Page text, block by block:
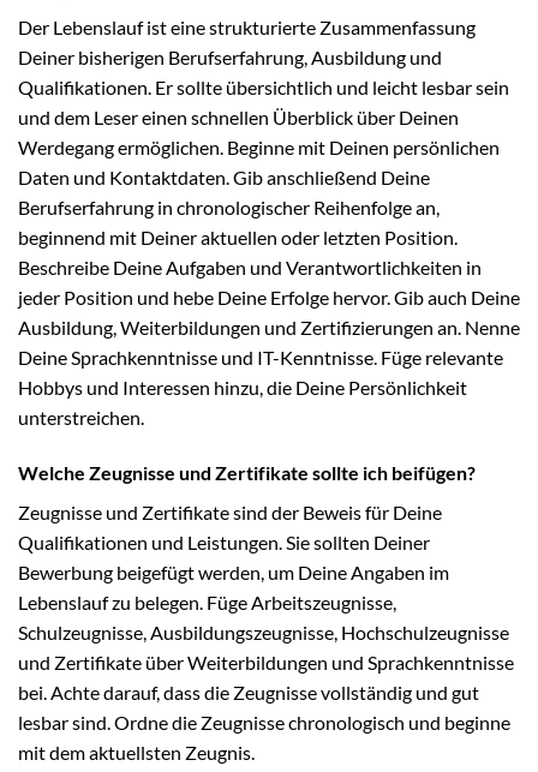
Der Lebenslauf ist eine strukturierte Zusammenfassung
Deiner bisherigen Berufserfahrung, Ausbildung und
Qualifikationen. Er sollte übersichtlich und leicht lesbar sein
und dem Leser einen schnellen Überblick über Deinen
Werdegang ermöglichen. Beginne mit Deinen persönlichen
Daten und Kontaktdaten. Gib anschließend Deine
Berufserfahrung in chronologischer Reihenfolge an,
beginnend mit Deiner aktuellen oder letzten Position.
Beschreibe Deine Aufgaben und Verantwortlichkeiten in
jeder Position und hebe Deine Erfolge hervor. Gib auch Deine
Ausbildung, Weiterbildungen und Zertifizierungen an. Nenne
Deine Sprachkenntnisse und IT-Kenntnisse. Füge relevante
Hobbys und Interessen hinzu, die Deine Persönlichkeit
unterstreichen.
Welche Zeugnisse und Zertifikate sollte ich beifügen?
Zeugnisse und Zertifikate sind der Beweis für Deine
Qualifikationen und Leistungen. Sie sollten Deiner
Bewerbung beigefügt werden, um Deine Angaben im
Lebenslauf zu belegen. Füge Arbeitszeugnisse,
Schulzeugnisse, Ausbildungszeugnisse, Hochschulzeugnisse
und Zertifikate über Weiterbildungen und Sprachkenntnisse
bei. Achte darauf, dass die Zeugnisse vollständig und gut
lesbar sind. Ordne die Zeugnisse chronologisch und beginne
mit dem aktuellsten Zeugnis.